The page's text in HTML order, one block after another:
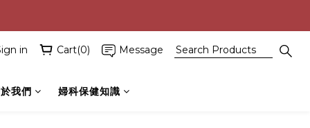
in Cart(0) Message
我們 婦科保健知識